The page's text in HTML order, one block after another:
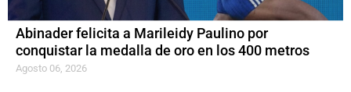
Abinader felicita a Marileidy Paulino por
conquistar la medalla de oro en los 400 metros
Agosto 06, 2026